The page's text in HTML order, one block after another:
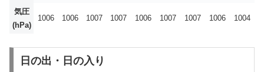
気圧
(hPa)
1006 1006 1007 1007 1006 1007 1007 1006 1004
日の出・日の入り